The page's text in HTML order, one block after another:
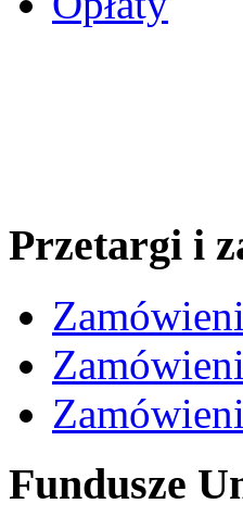
Przetargi i
Fundusze